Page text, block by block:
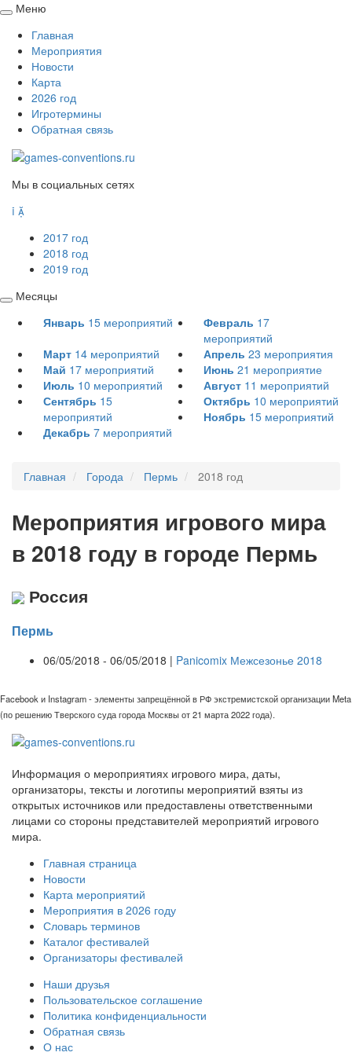
Свернуть
развернуть
Меню
Главная
Мероприятия
Новости
Карта
2026 год
Игротермины
Обратная связь
Мы в социальных сетях
 
2017 год
2018 год
2019 год
Свернуть
Месяцы
Январь 15 мероприятий Февраль 17
мероприятий
Март 14 мероприятий Апрель 23 мероприятия
Май 17 мероприятий Июнь 21 мероприятие
Июль 10 мероприятий Август 11 мероприятий
Сентябрь 15
мероприятий
Октябрь 10 мероприятий
Ноябрь 15 мероприятий
Декабрь 7 мероприятий
Главная Города Пермь 2018 год
Мероприятия игрового мира
в 2018 году в городе Пермь
Россия
Пермь
06/05/2018 - 06/05/2018 | Panicomix Межсезонье 2018
Facebook и Instagram - элементы запрещённой в РФ экстремистской организации Meta
(по решению Тверского суда города Москвы от 21 марта 2022 года).
Информация о мероприятиях игрового мира, даты,
организаторы, тексты и логотипы мероприятий взяты из
открытых источников или предоставлены ответственными
лицами со стороны представителей мероприятий игрового
мира.
Главная страница
Новости
Карта мероприятий
Мероприятия в 2026 году
Словарь терминов
Каталог фестивалей
Организаторы фестивалей
Наши друзья
Пользовательское соглашение
Политика конфиденциальности
Обратная связь
О нас